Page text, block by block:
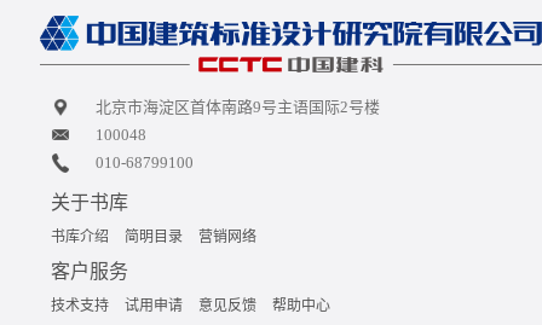
北京市海淀区首体南路9号主语国际2号楼
100048
010-68799100
关于书库
书库介绍 简明目录 营销网络
客户服务
技术支持 试用申请 意见反馈 帮助中心